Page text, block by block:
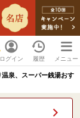
ログイン 履歴 メニュー
泉、スーパー銭湯おす